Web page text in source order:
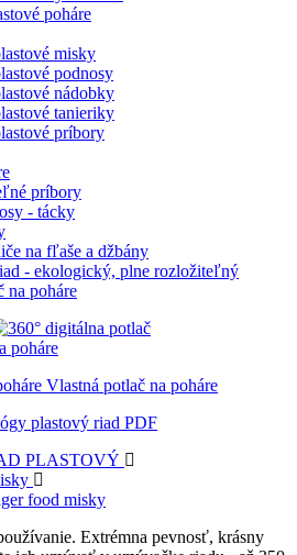
poháre
misky
podnosy
nádobky
tanieriky
príbory
príbory
- tácky
na fľaše a džbány
- ekologický, plne rozložiteľný
na poháre
Vlastná potlač na poháre
plastový riad PDF
PLASTOVÝ
food misky
Extrémna pevnosť, krásny